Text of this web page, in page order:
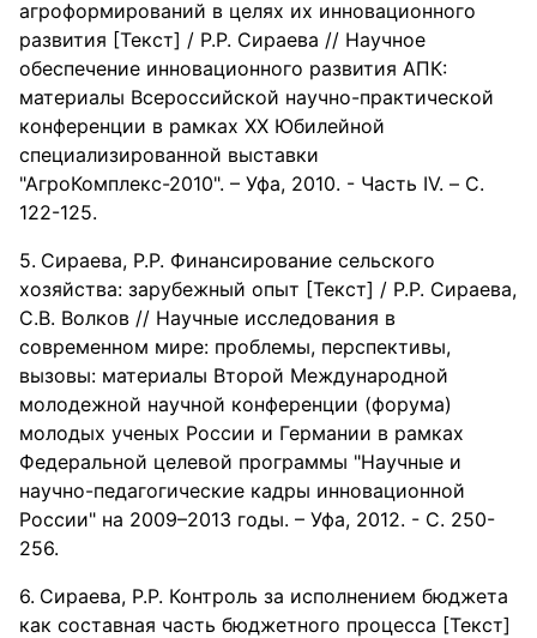
агроформирований в целях их инновационного
развития [Текст] / Р.Р. Сираева // Научное
обеспечение инновационного развития АПК:
материалы Всероссийской научно-практической
конференции в рамках XX Юбилейной
специализированной выставки
"АгроКомплекс-2010". – Уфа, 2010. - Часть IV. – С.
122-125.
Сираева, Р.Р. Финансирование сельского
хозяйства: зарубежный опыт [Текст] / Р.Р. Сираева,
С.В. Волков // Научные исследования в
современном мире: проблемы, перспективы,
вызовы: материалы Второй Международной
молодежной научной конференции (форума)
молодых ученых России и Германии в рамках
Федеральной целевой программы "Научные и
научно-педагогические кадры инновационной
России" на 2009–2013 годы. – Уфа, 2012. - С. 250-
256.
Сираева, Р.Р. Контроль за исполнением бюджета
как составная часть бюджетного процесса [Текст]